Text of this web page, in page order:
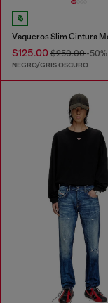
$125.00 $250.00-50%
NEGRO/GRIS OSCURO